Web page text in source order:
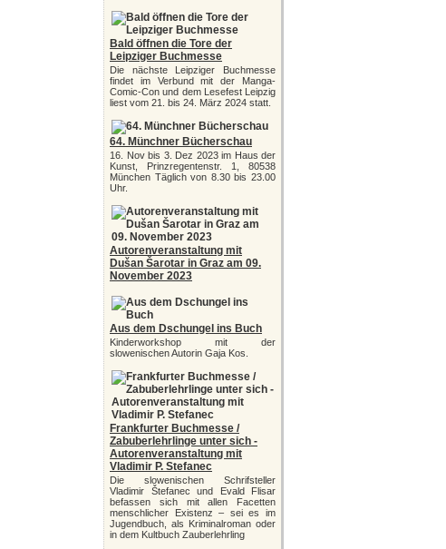
Bald öffnen die Tore der
Leipziger Buchmesse
Die nächste Leipziger Buchmesse
findet im Verbund mit der Manga-
Comic-Con und dem Lesefest Leipzig
liest vom 21. bis 24. März 2024 statt.
64. Münchner Bücherschau
16. Nov bis 3. Dez 2023 im Haus der
Kunst, Prinzregentenstr. 1, 80538
München Täglich von 8.30 bis 23.00
Uhr.
Autorenveranstaltung mit
Dušan Šarotar in Graz am 09.
November 2023
Aus dem Dschungel ins Buch
Kinderworkshop mit der
slowenischen Autorin Gaja Kos.
Frankfurter Buchmesse /
Zabuberlehrlinge unter sich -
Autorenveranstaltung mit
Vladimir P. Stefanec
Die slowenischen Schrifsteller
Vladimir Štefanec und Evald Flisar
befassen sich mit allen Facetten
menschlicher Existenz – sei es im
Jugendbuch, als Kriminalroman oder
in dem Kultbuch Zauberlehrling